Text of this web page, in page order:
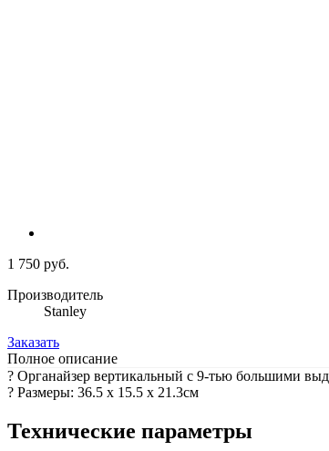
1 750 руб.
Производитель
Stanley
Заказать
Полное описание
? Органайзер вертикальный c 9-тью большими
? Размеры: 36.5 x 15.5 x 21.3см
Технические параметры